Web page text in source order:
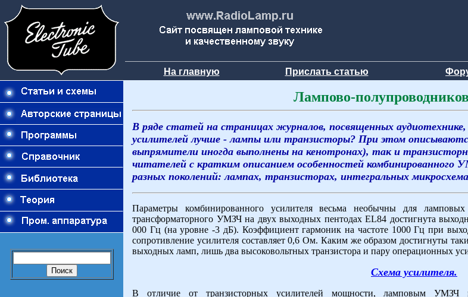
На главную Прислать статью
Лампово-
В ряде статей на страницах журналов, посвященных
усилителей лучше - лампы или транзисторы? При этом
выпрямители иногда выполнены на кенотронах), так и
читателей с кратким описанием особенностей комбинированного
разных поколений: лампах, транзисторах, интегральных
Параметры комбинированного усилителя весьма необычны для
трансформаторного УМЗЧ на двух выходных пентодах EL84 достигнута
000 Гц (на уровне -3 дБ). Коэффициент гармоник на частоте 1000 Гц при
сопротивление усилителя составляет 0,6 Ом. Каким же образом достигнуты
выходных ламп, лишь два высоковольтных транзистора и пару операционных
Схема усилителя.
В отличие от транзисторных усилителей мощности, ламповым УМЗЧ